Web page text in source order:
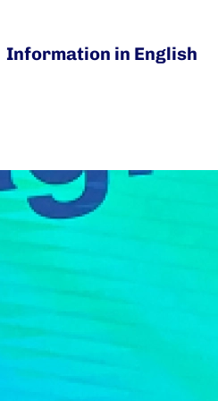
Information in English